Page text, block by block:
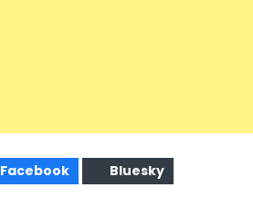
Facebook Bluesky